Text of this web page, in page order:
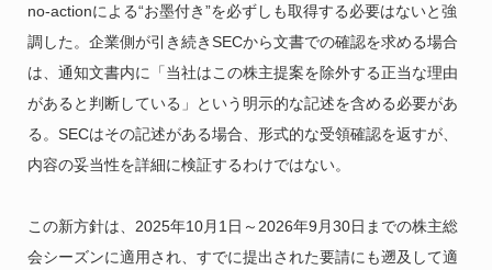
no-actionによる“お墨付き”を必ずしも取得する必要はないと強
調した。企業側が引き続きSECから文書での確認を求める場合
は、通知文書内に「当社はこの株主提案を除外する正当な理由
があると判断している」という明示的な記述を含める必要があ
る。SECはその記述がある場合、形式的な受領確認を返すが、
内容の妥当性を詳細に検証するわけではない。
この新方針は、2025年10月1日～2026年9月30日までの株主総
会シーズンに適用され、すでに提出された要請にも遡及して適